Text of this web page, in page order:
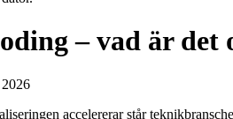
– vad är
accelererar står